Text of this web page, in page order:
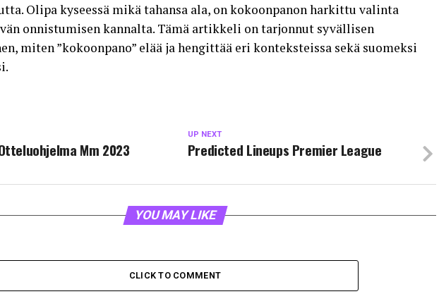
Olipa kyseessä mikä tahansa ala, on kokoonpanon harkittu valinta
onnistumisen kannalta. Tämä artikkeli on tarjonnut syvällisen
miten ”kokoonpano” elää ja hengittää eri konteksteissa sekä suomeksi
UP NEXT
Predicted Lineups Premier League
Mm 2023
YOU MAY LIKE
CLICK TO COMMENT